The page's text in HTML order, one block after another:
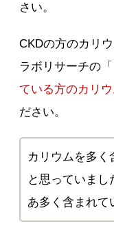
さい。
CKDの方のカリ
ラボリサーチの「
ている方のカリ
ださい。
カリウムを多く
と思っていまし
あ多く含まれて